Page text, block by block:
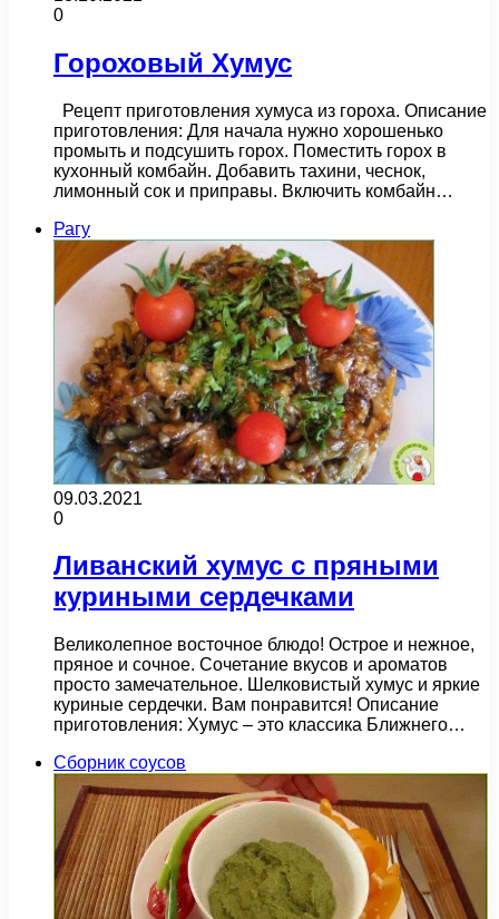
0
Гороховый Хумус
Рецепт приготовления хумуса из гороха. Описание
приготовления: Для начала нужно хорошенько
промыть и подсушить горох. Поместить горох в
кухонный комбайн. Добавить тахини, чеснок,
лимонный сок и приправы. Включить комбайн…
Рагу
09.03.2021
0
Ливанский хумус с пряными
куриными сердечками
Великолепное восточное блюдо! Острое и нежное,
пряное и сочное. Сочетание вкусов и ароматов
просто замечательное. Шелковистый хумус и яркие
куриные сердечки. Вам понравится! Описание
приготовления: Хумус – это классика Ближнего…
Сборник соусов